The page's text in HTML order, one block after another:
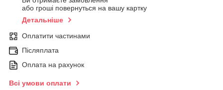
або гроші повернуться на вашу картку
Детальніше
Оплатити частинами
Післяплата
Оплата на рахунок
Всі умови оплати